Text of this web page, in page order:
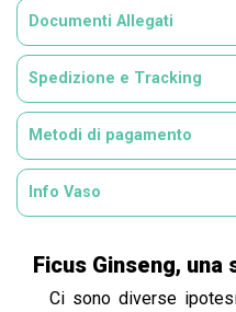
Documenti Allegati
Spedizione e Tracking
Metodi di pagamento
Info Vaso
Ficus Ginseng,
Ci sono diverse